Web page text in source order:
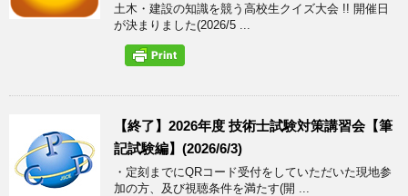
土木・建設の知識を競う高校生クイズ大会 !! 開催日
が決まりました(2026/5 ...
【終了】2026年度 技術士試験対策講習会【筆
記試験編】(2026/6/3)
・定刻までにQRコード受付をしていただいた現地参
加の方、及び視聴条件を満たす(開 ...